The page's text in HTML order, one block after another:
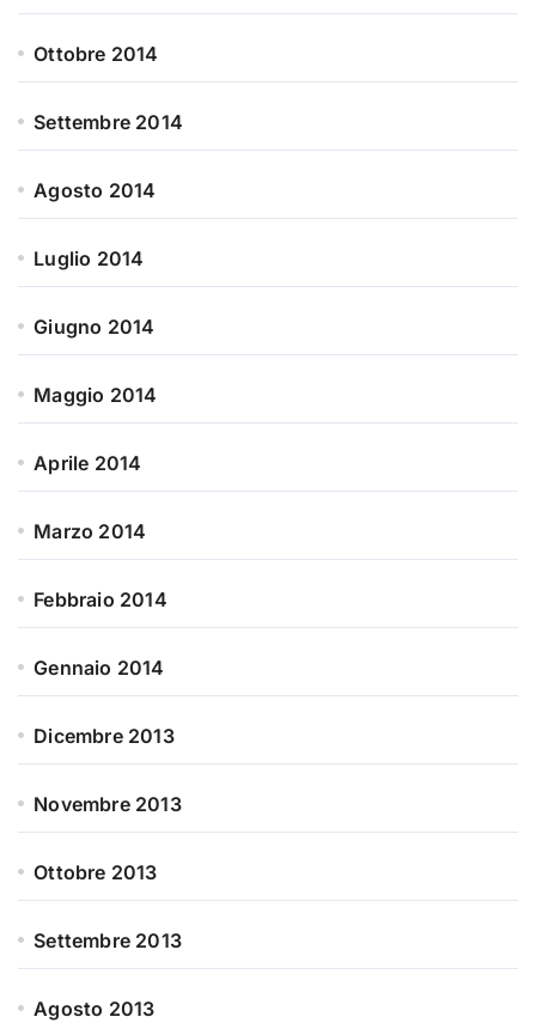
Ottobre 2014
Settembre 2014
Agosto 2014
Luglio 2014
Giugno 2014
Maggio 2014
Aprile 2014
Marzo 2014
Febbraio 2014
Gennaio 2014
Dicembre 2013
Novembre 2013
Ottobre 2013
Settembre 2013
Agosto 2013